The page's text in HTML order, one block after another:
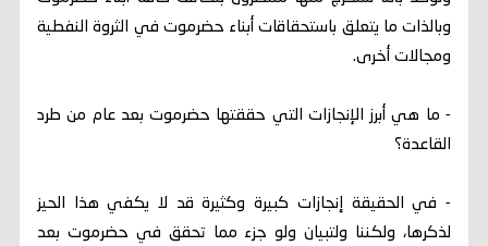
وبالذات ما يتعلق باستحقاقات أبناء حضرموت في الثروة النفطية
ومجالات أخرى.
- ما هي أبرز الإنجازات التي حققتها حضرموت بعد عام من طرد
القاعدة؟
- في الحقيقة إنجازات كبيرة وكثيرة قد لا يكفي هذا الحيز
لذكرها، ولكننا ولتبيان ولو جزء مما تحقق في حضرموت بعد